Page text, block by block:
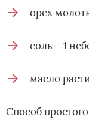
орех
соль – 1
масло
Способ